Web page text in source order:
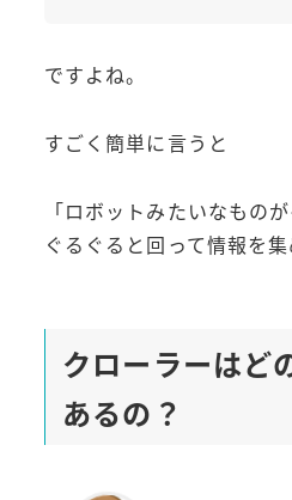
ですよね。
すごく簡単に言うと
「ロボットみたいなもの
ぐるぐると回って情報を集
クローラーはど
あるの？